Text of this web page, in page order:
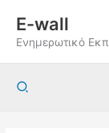
περιεχόμενο
E-wall
Ενημερωτικό
Αναζήτηση